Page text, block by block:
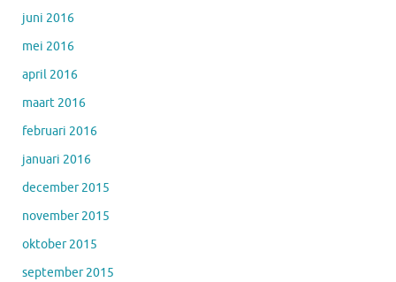
juni 2016
mei 2016
april 2016
maart 2016
februari 2016
januari 2016
december 2015
november 2015
oktober 2015
september 2015